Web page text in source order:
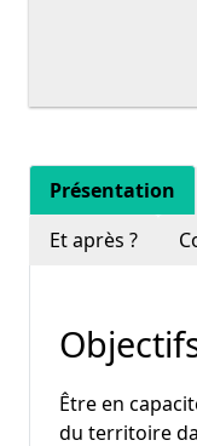
Présentation
Et après ?
Être en
du territoire